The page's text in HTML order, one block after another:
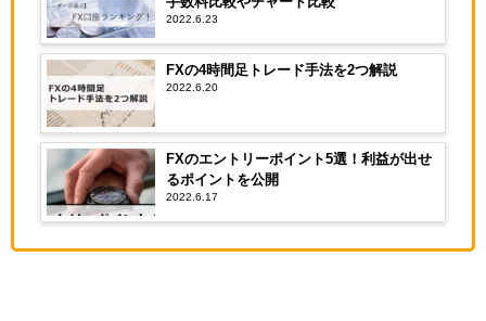
2022.6.23
FXの4時間足トレード手法を2つ解説
2022.6.20
FXのエントリーポイント5選！利益が出せ
るポイントを公開
2022.6.17